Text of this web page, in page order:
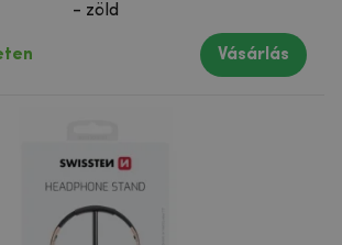
- zöld
Vásárlás